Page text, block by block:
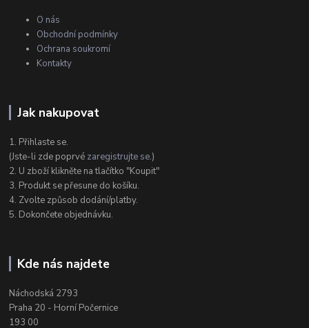
O nás
Obchodní podmínky
Ochrana soukromí
Kontakty
Jak nakupovat
1. Přihlaste se.
(Jste-li zde poprvé zaregistrujte se.)
2. U zboží klikněte na tlačítko "Koupit"
3. Produkt se přesune do košíku.
4. Zvolte způsob dodání/platby.
5. Dokončete objednávku.
Kde nás najdete
Náchodská 2793
Praha 20 - Horní Počernice
193 00